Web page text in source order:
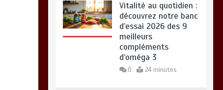
Vitalité au quotidien :
découvrez notre banc
d’essai 2026 des 9
meilleurs
compléments
d’oméga 3
0 24 minutes